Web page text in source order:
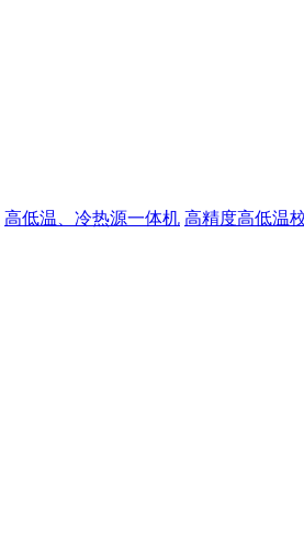
高低温、冷热源一体机 高精度高低温